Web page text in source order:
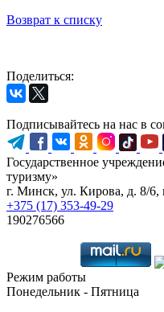
Возврат к списку
Поделиться:
Подписывайтесь на нас в
Государственное
туризму»
г. Минск, ул. Кирова, д. 8/6,
+375 (17) 353-49-29
190276566
Режим работы
Понедельник - Пятница